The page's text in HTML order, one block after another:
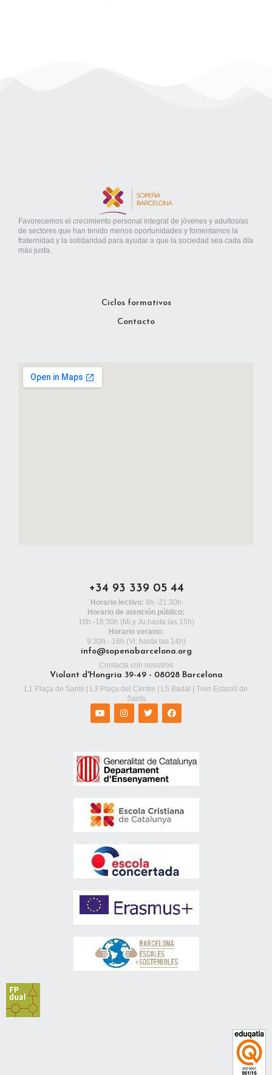
Favorecemos el crecimiento personal integral de jóvenes y adultos/as
de sectores que han tenido menos oportunidades y fomentamos la
fraternidad y la solidaridad para ayudar a que la sociedad sea cada día
más justa.
Ciclos formativos
Contacto
+34 93 339 05 44
Horario lectivo: 8h -21:30h
Horario de atención público:
10h -18:30h (Mi.y Ju.hasta las 15h)
Horario verano:
9:30h - 16h (Vi. hasta las 14h)
info@sopenabarcelona.org
Contacta con nosotros
Violant d'Hongria 39-49 - 08028 Barcelona
L1 Plaça de Sants | L3 Plaça del Centre | L5 Badal | Tren Estació de
Sants